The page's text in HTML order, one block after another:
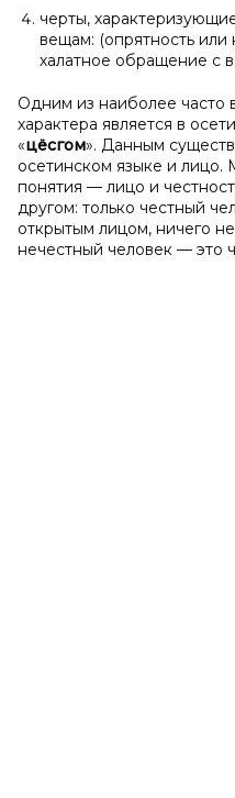
черты,
вещам: (опрятность
халатное обращение с
Одним из наиболее часто
характера является в
«цёсгом». Данным
осетинском языке и лицо.
понятия — лицо и
другом: только честный
открытым лицом, ничего
нечестный человек — это